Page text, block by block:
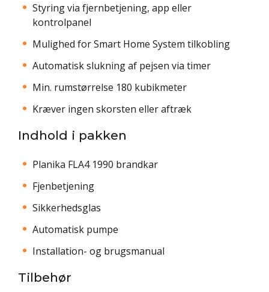
Styring via fjernbetjening, app eller
kontrolpanel
Mulighed for Smart Home System tilkobling
Automatisk slukning af pejsen via timer
Min. rumstørrelse 180 kubikmeter
Kræver ingen skorsten eller aftræk
Indhold i pakken
Planika FLA4 1990 brandkar
Fjenbetjening
Sikkerhedsglas
Automatisk pumpe
Installation- og brugsmanual
Tilbehør